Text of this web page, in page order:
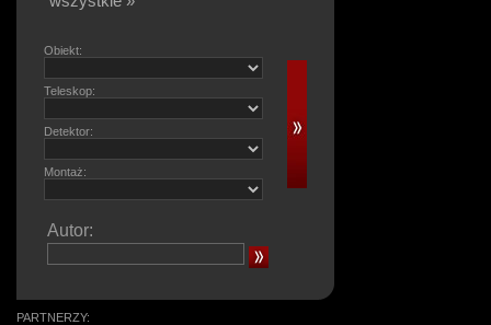
Obiekt:
Teleskop:
Detektor:
Montaż:
Autor:
PARTNERZY: